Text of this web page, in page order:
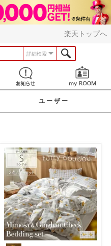
楽天トップへ
詳細検索
見つける お知らせ
ユーザー